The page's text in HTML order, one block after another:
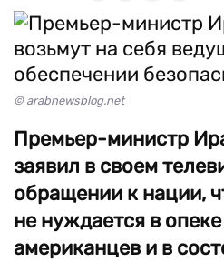
© arabnewsblog.net
Премьер-министр
заявил в своем
обращении к нации,
не нуждается в
американцев и в